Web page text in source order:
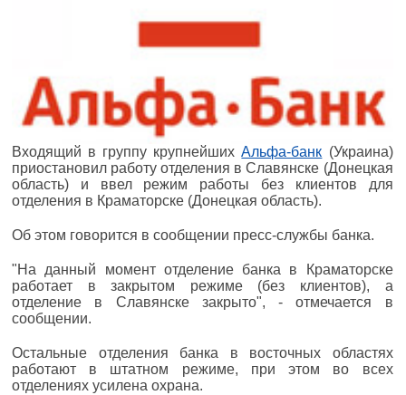
Входящий в группу крупнейшихАльфа-банк (Украина)
приостановил работу отделения в Славянске (Донецкая
область) и ввел режим работы без клиентов для
отделения в Краматорске (Донецкая область).
Об этом говорится в сообщении пресс-службы банка.
"На данный момент отделение банка в Краматорске
работает в закрытом режиме (без клиентов), а
отделение в Славянске закрыто", - отмечается в
сообщении.
Остальные отделения банка в восточных областях
работают в штатном режиме, при этом во всех
отделениях усилена охрана.